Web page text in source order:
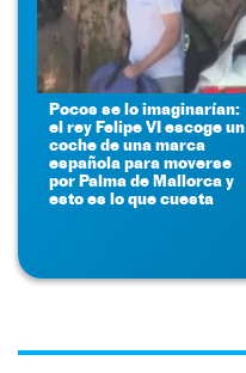
Pocos se lo imaginarían:
el rey Felipe VI escoge un
coche de una marca
española para moverse
por Palma de Mallorca y
esto es lo que cuesta